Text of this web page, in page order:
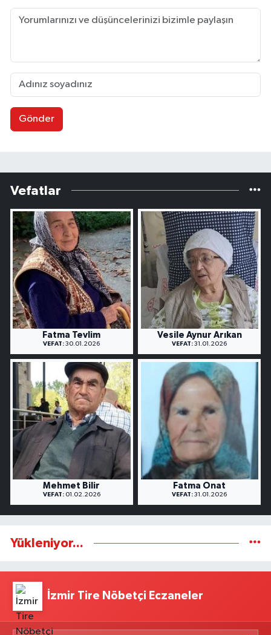
Gönder
Vefatlar
Fatma Tevlim
VEFAT: 30.01.2026
Vesile Aynur Arıkan
VEFAT: 31.01.2026
Mehmet Bilir
VEFAT:01.02.2026
Fatma Onat
VEFAT: 31.01.2026
Yükleniyor...
İzmir Tire Nöbetçi Eczaneler